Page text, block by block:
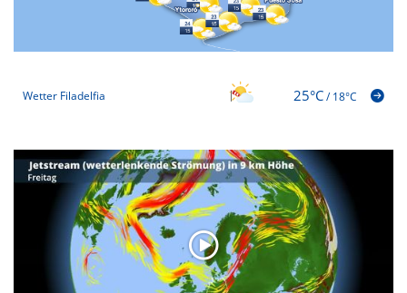
Wetter Filadelfia 25°C/18°C